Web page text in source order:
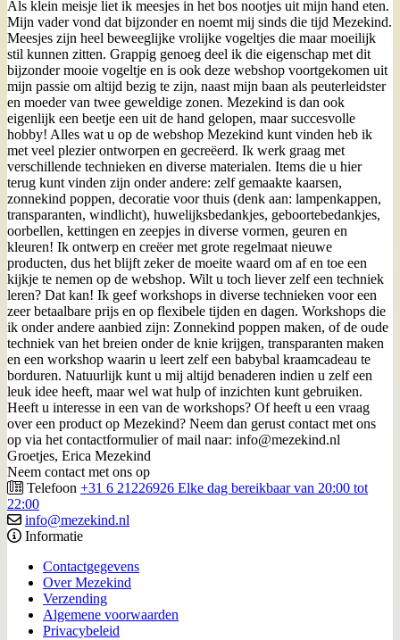
Als klein meisje liet ik meesjes in het bos nootjes uit mijn hand eten.
Mijn vader vond dat bijzonder en noemt mij sinds die tijd Mezekind.
Meesjes zijn heel beweeglijke vrolijke vogeltjes die maar moeilijk
stil kunnen zitten. Grappig genoeg deel ik die eigenschap met dit
bijzonder mooie vogeltje en is ook deze webshop voortgekomen uit
mijn passie om altijd bezig te zijn, naast mijn baan als peuterleidster
en moeder van twee geweldige zonen. Mezekind is dan ook
eigenlijk een beetje een uit de hand gelopen, maar succesvolle
hobby! Alles wat u op de webshop Mezekind kunt vinden heb ik
met veel plezier ontworpen en gecreëerd. Ik werk graag met
verschillende technieken en diverse materialen. Items die u hier
terug kunt vinden zijn onder andere: zelf gemaakte kaarsen,
zonnekind poppen, decoratie voor thuis (denk aan: lampenkappen,
transparanten, windlicht), huwelijksbedankjes, geboortebedankjes,
oorbellen, kettingen en zeepjes in diverse vormen, geuren en
kleuren! Ik ontwerp en creëer met grote regelmaat nieuwe
producten, dus het blijft zeker de moeite waard om af en toe een
kijkje te nemen op de webshop. Wilt u toch liever zelf een techniek
leren? Dat kan! Ik geef workshops in diverse technieken voor een
zeer betaalbare prijs en op flexibele tijden en dagen. Workshops die
ik onder andere aanbied zijn: Zonnekind poppen maken, of de oude
techniek van het breien onder de knie krijgen, transparanten maken
en een workshop waarin u leert zelf een babybal kraamcadeau te
borduren. Natuurlijk kunt u mij altijd benaderen indien u zelf een
leuk idee heeft, maar wel wat hulp of inzichten kunt gebruiken.
Heeft u interesse in een van de workshops? Of heeft u een vraag
over een product op Mezekind? Neem dan gerust contact met ons
op via het contactformulier of mail naar: info@mezekind.nl
Groetjes, Erica Mezekind
Neem contact met ons op
Telefoon +31 6 21226926 Elke dag bereikbaar van 20:00 tot
22:00
info@mezekind.nl
Informatie
Contactgegevens
Over Mezekind
Verzending
Algemene voorwaarden
Privacybeleid